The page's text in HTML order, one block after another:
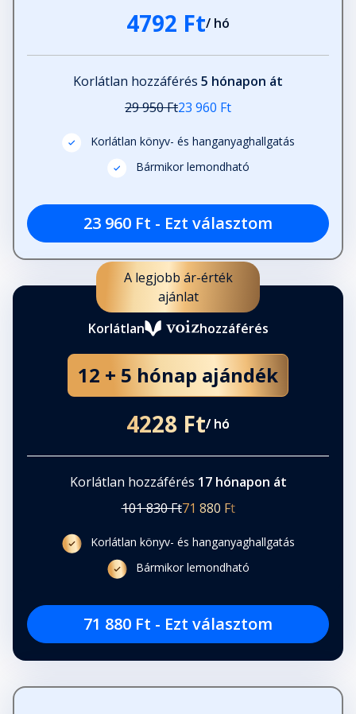
4792 Ft/ hó
Korlátlan hozzáférés 5 hónapon át
29 950 Ft23 960 Ft
Korlátlan könyv- és hanganyaghallgatás
Bármikor lemondható
23 960 Ft - Ezt választom
A legjobb ár-érték
ajánlat
Korlátlan
hozzáférés
12 + 5 hónap ajándék
4228 Ft/ hó
Korlátlan hozzáférés 17 hónapon át
101 830 Ft71 880 Ft
Korlátlan könyv- és hanganyaghallgatás
Bármikor lemondható
71 880 Ft - Ezt választom